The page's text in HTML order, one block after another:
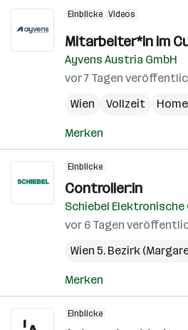
Einblicke Videos
Mitarbeiter*in im
Ayvens Austria GmbH
vor 7 Tagen
Wien
Vollzeit
Merken
Einblicke
Controller:in
Schiebel Elektronische
vor 6 Tagen
Wien 5. Bezirk
Merken
Einblicke